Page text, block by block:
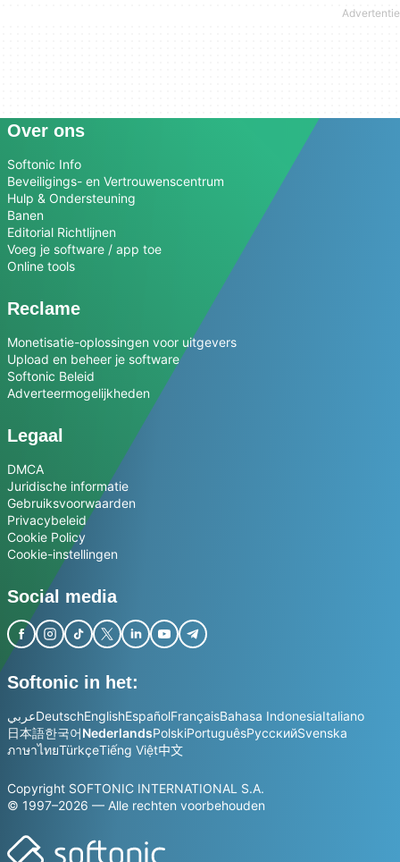
Over ons
Softonic Info
Beveiligings- en Vertrouwenscentrum
Hulp & Ondersteuning
Banen
Editorial Richtlijnen
Voeg je software / app toe
Online tools
Reclame
Monetisatie-oplossingen voor uitgevers
Upload en beheer je software
Softonic Beleid
Adverteermogelijkheden
Legaal
DMCA
Juridische informatie
Gebruiksvoorwaarden
Privacybeleid
Cookie Policy
Cookie-instellingen
Social media
Softonic in het:
عربيDeutschEnglishEspañolFrançaisBahasa IndonesiaItaliano
日本語한국어NederlandsPolskiPortuguêsРусскийSvenska
ภาษาไทยTürkçeTiếng Việt中文
Copyright SOFTONIC INTERNATIONAL S.A.
© 1997–2026 — Alle rechten voorbehouden